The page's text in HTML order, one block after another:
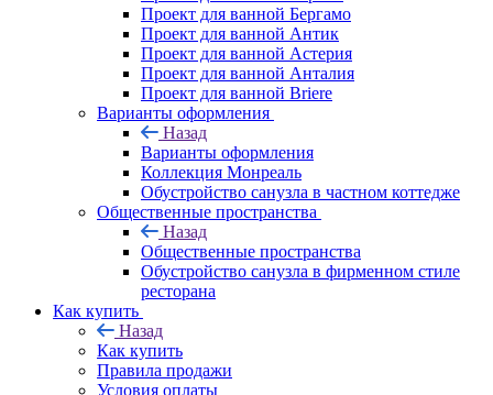
Проект для ванной Бергамо
Проект для ванной Антик
Проект для ванной Астерия
Проект для ванной Анталия
Проект для ванной Briere
Варианты оформления
Назад
Варианты оформления
Коллекция Монреаль
Обустройство санузла в частном коттедже
Общественные пространства
Назад
Общественные пространства
Обустройство санузла в фирменном стиле
ресторана
Как купить
Назад
Как купить
Правила продажи
Условия оплаты